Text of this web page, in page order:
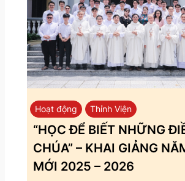
Hoạt động Thỉnh Viện
“HỌC ĐỂ BIẾT NHỮNG
CHÚA” – KHAI GIẢNG
MỚI 2025 – 2026